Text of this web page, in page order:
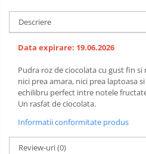
Descriere
Data expirare: 19.06.2026
Pudra roz de ciocolata cu gust fin
nici prea amara, nici prea laptoasa
echilibru perfect intre notele
Un rasfat de ciocolata.
Informatii conformitate produs
Review-uri(0)